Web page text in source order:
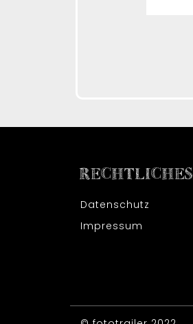
RECHTLICHES
Datenschutz
Impressum